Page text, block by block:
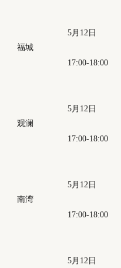
福城
5月12日
17:00-18:00
观澜
5月12日
17:00-18:00
南湾
5月12日
17:00-18:00
5月12日